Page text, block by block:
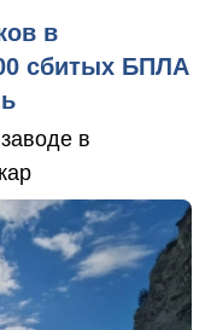
в
сбитых БПЛА
в